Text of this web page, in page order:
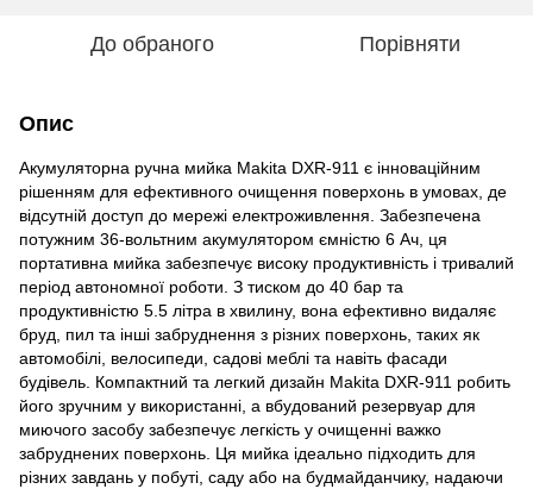
До обраного Порівняти
Опис
Акумуляторна ручна мийка Makita DXR-911 є інноваційним
рішенням для ефективного очищення поверхонь в умовах, де
відсутній доступ до мережі електроживлення. Забезпечена
потужним 36-вольтним акумулятором ємністю 6 Ач, ця
портативна мийка забезпечує високу продуктивність і тривалий
період автономної роботи. З тиском до 40 бар та
продуктивністю 5.5 літра в хвилину, вона ефективно видаляє
бруд, пил та інші забруднення з різних поверхонь, таких як
автомобілі, велосипеди, садові меблі та навіть фасади
будівель. Компактний та легкий дизайн Makita DXR-911 робить
його зручним у використанні, а вбудований резервуар для
миючого засобу забезпечує легкість у очищенні важко
забруднених поверхонь. Ця мийка ідеально підходить для
різних завдань у побуті, саду або на будмайданчику, надаючи